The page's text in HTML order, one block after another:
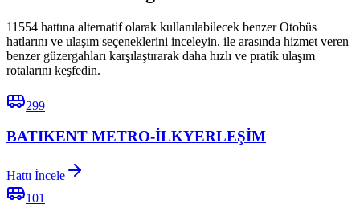
11554 hattına alternatif olarak kullanılabilecek benzer Otobüs
hatlarını ve ulaşım seçeneklerini inceleyin. ile arasında hizmet veren
benzer güzergahları karşılaştırarak daha hızlı ve pratik ulaşım
rotalarını keşfedin.
299
BATIKENT METRO-İLKYERLEŞİM
Hattı İncele
101